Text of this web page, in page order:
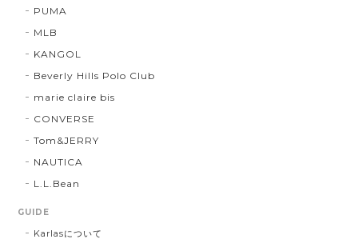
PUMA
MLB
KANGOL
Beverly Hills Polo Club
marie claire bis
CONVERSE
Tom&JERRY
NAUTICA
L.L.Bean
GUIDE
Karlasについて